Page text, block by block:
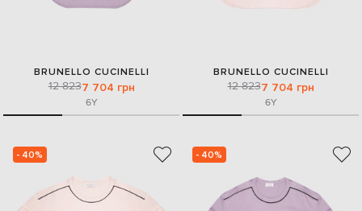
BRUNELLO CUCINELLI
12 8237 704 грн
6Y
BRUNELLO CUCINELLI
12 8237 704 грн
6Y
- 40% - 40%